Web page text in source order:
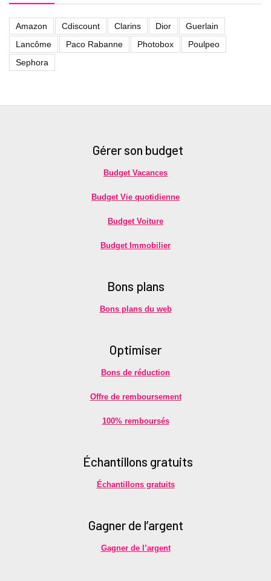
Amazon Cdiscount Clarins Dior
Guerlain
Lancôme
Paco Rabanne Photobox
Poulpeo
Sephora
Gérer son budget
Budget Vacances
Budget Vie quotidienne
Budget Voiture
Budget Immobilier
Bons plans
Bons plans du web
Optimiser
Bons de réduction
Offre de remboursement
100% remboursés
Échantillons gratuits
Échantillons gratuits
Gagner de l’argent
Gagner de l’argent